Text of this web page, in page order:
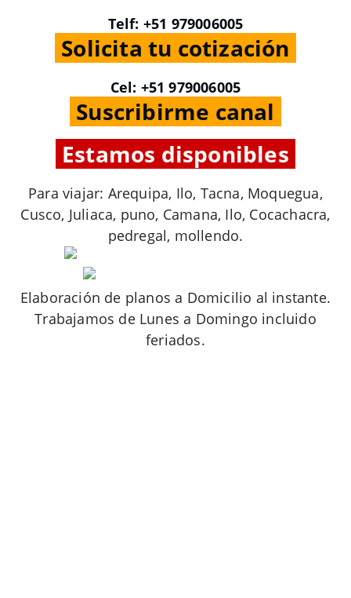
Telf: +51 979006005
Solicita tu cotización
Cel: +51 979006005
Suscribirme canal
Estamos disponibles
Para viajar: Arequipa, Ilo, Tacna, Moquegua,
Cusco, Juliaca, puno, Camana, Ilo, Cocachacra,
pedregal, mollendo.
Elaboración de planos a Domicilio al instante.
Trabajamos de Lunes a Domingo incluido
feriados.